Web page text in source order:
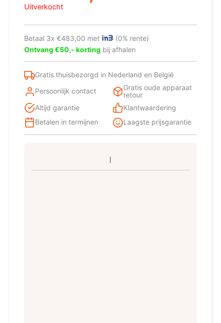
€1.899,00.
€1.449,00.
Uitverkocht
Betaal 3x €483,00 met
(0% rente)
Ontvang €50,- korting bij afhalen
Gratis thuisbezorgd in Nederland en België
Persoonlijk contact
Gratis oude apparaat
retour
Altijd garantie
Klantwaardering
Betalen in termijnen
Laagste prijsgarantie